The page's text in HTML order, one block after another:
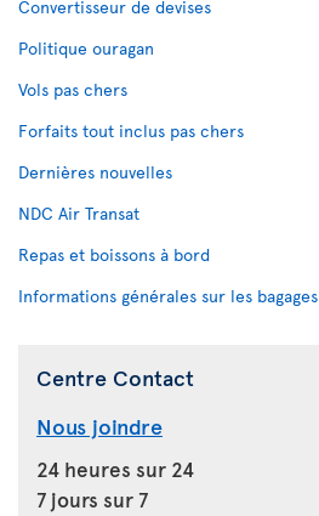
Convertisseur de devises
Politique ouragan
Vols pas chers
Forfaits tout inclus pas chers
Dernières nouvelles
NDC Air Transat
Repas et boissons à bord
Informations générales sur les bagages
Centre Contact
Nous joindre
24 heures sur 24
7 jours sur 7